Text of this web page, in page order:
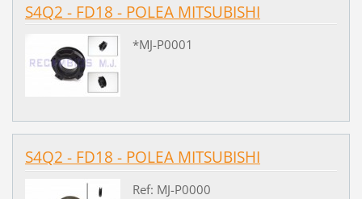
S4Q2 - FD18 - POLEA MITSUBISHI
*MJ-P0001
S4Q2 - FD18 - POLEA MITSUBISHI
Ref: MJ-P0000